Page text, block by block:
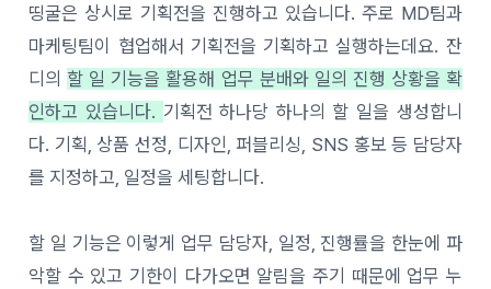
띵굴은 상시로 기획전을 진행하고 있습니다. 주로 MD팀과
마케팅팀이 협업해서 기획전을 기획하고 실행하는데요. 잔
디의 할 일 기능을 활용해 업무 분배와 일의 진행 상황을 확
인하고 있습니다. 기획전 하나당 하나의 할 일을 생성합니
다. 기획, 상품 선정, 디자인, 퍼블리싱, SNS 홍보 등 담당자
를 지정하고, 일정을 세팅합니다.
할 일 기능은 이렇게 업무 담당자, 일정, 진행률을 한눈에 파
악할 수 있고 기한이 다가오면 알림을 주기 때문에 업무 누